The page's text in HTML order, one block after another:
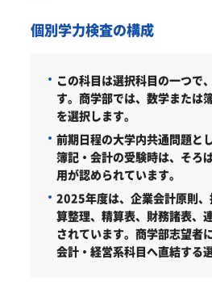
個別学力検査の構成
この科目は選択科目の一つで
す。商学部では、数学または
を選択します。
前期日程の大学内共通問題と
簿記・会計の受験時は、そろ
用が認められています。
2025年度は、企業会計原則
算整理、精算表、財務諸表、
されています。商学部志望者
会計・経営系科目へ直結する